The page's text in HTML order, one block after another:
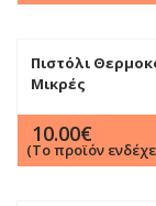
Πιστόλι
Μικρές
10.00€
(Το προϊόν